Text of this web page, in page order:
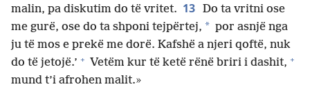
malin, pa diskutim do të vritet. 13 Do ta vritni ose
me gurë, ose do ta shponi tejpërtej, * por asnjë nga
ju të mos e prekë me dorë. Kafshë a njeri qoftë, nuk
do të jetojë.’ + Vetëm kur të ketë rënë briri i dashit, +
mund t’i afrohen malit.»